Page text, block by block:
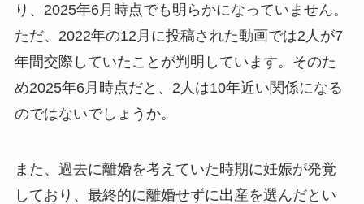
り、2025年6月時点でも明らかになっていません。
ただ、2022年の12月に投稿された動画では2人が7
年間交際していたことが判明しています。そのた
め2025年6月時点だと、2人は10年近い関係になる
のではないでしょうか。
また、過去に離婚を考えていた時期に妊娠が発覚
しており、最終的に離婚せずに出産を選んだとい